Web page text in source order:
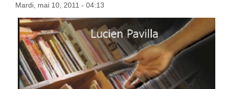
Mardi, mai 10, 2011 - 04:13